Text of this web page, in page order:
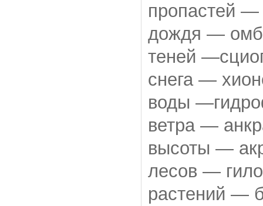
пропастей
дождя —
теней
снега —
воды
ветра —
высоты —
лесов —
растений —